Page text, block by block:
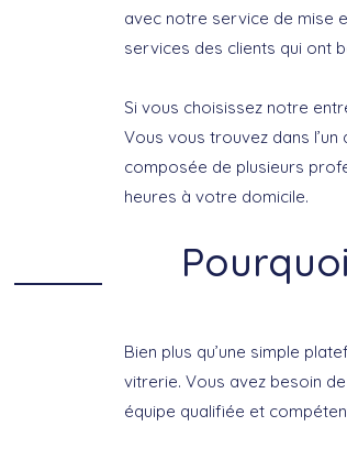
avec notre service de mise
services des clients qui ont
Si vous choisissez notre
Vous vous trouvez dans
composée de plusieurs
heures à votre domicile.
Bien plus qu’une simple
vitrerie. Vous avez besoin
équipe qualifiée et